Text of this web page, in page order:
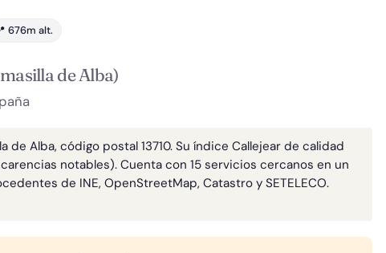
676m alt.
de Alba)
de Alba, código postal 13710. Su índice Callejear de calidad
notables). Cuenta con 15 servicios cercanos en un
de INE, OpenStreetMap, Catastro y SETELECO.